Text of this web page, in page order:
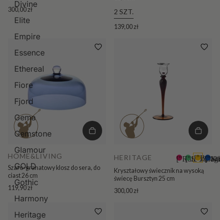
Divine
Elite
Empire
Essence
Ethereal
Fiore
Fjord
Gema
Gemstone
Glamour
GOLD
Gothic
Harmony
Heritage
300,00 zł 2 SZT.
139,00 zł
HOME&LIVING
Szaro-granatowy klosz do sera, do
ciast 26 cm
119,90 zł
HERITAGE ["Rubin"]
Kryształowy świecznik na wysoką
świecę Bursztyn 25 cm
300,00 zł